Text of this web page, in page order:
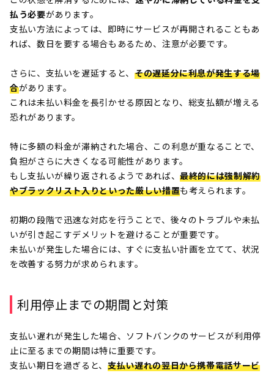
払う必要があります。
支払い方法によっては、即時にサービスが再開されることもあ
れば、数日を要する場合もあるため、注意が必要です。
さらに、支払いを遅延すると、 その遅延分に利息が発生する場
合があります。
これは未払い料金を長引かせる原因となり、総支払額が増える
恐れがあります。
特に多額の料金が滞納された場合、この利息が重なることで、
負担がさらに大きくなる可能性があります。
もし支払いが繰り返されるようであれば、最終的には強制解約
やブラックリスト入りといった厳しい措置も考えられます。
初期の段階で迅速な対応を行うことで、後々のトラブルや未払
いが引き起こすデメリットを避けることが重要です。
未払いが発生した場合には、すぐに支払い計画を立てて、状況
を改善する努力が求められます。
利用停止までの期間と対策
支払い遅れが発生した場合、ソフトバンクのサービスが利用停
止に至るまでの期間は特に重要です。
支払い期日を過ぎると、支払い遅れの翌日から携帯電話サービ